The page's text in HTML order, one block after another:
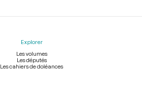
Explorer
Les volumes
Les députés
Les cahiers de doléances